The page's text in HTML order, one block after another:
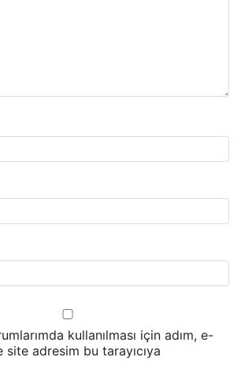
kullanılması için adım, e-
adresim bu tarayıcıya